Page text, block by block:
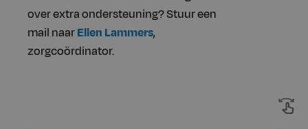
over extra ondersteuning? Stuur een
mail naarEllen Lammers,
zorgcoördinator.